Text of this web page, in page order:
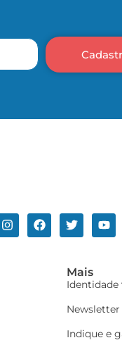
Mais
Identidade
Newsletter
Indique e